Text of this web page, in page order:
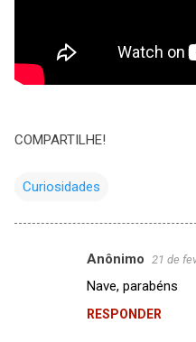
COMPARTILHE!
Curiosidades
Anônimo 21 de
Nave, parabéns
RESPONDER